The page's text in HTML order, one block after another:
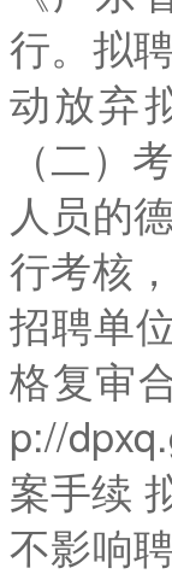
行。拟
动放弃
（二）
人员的
行考核
招聘单
格复审
p://
案手续
不影响